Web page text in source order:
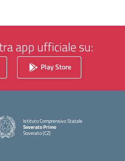
app ufficiale su:
Play Store
Istituto Comprensivo Statale
Soverato Primo
Soverato (CZ)